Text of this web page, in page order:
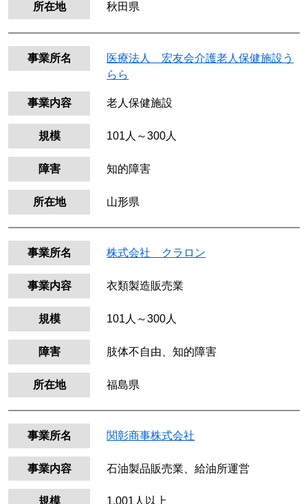
所在地 秋田県
事業所名
医療法人 宏友会介護老人保健施設う
らら
事業内容 老人保健施設
規模 101人～300人
障害 知的障害
所在地 山形県
事業所名 株式会社 クラロン
事業内容 衣類製造販売業
規模 101人～300人
障害 肢体不自由、知的障害
所在地 福島県
事業所名 関彰商事株式会社
事業内容 石油製品販売業、給油所運営
規模 1,001人以上